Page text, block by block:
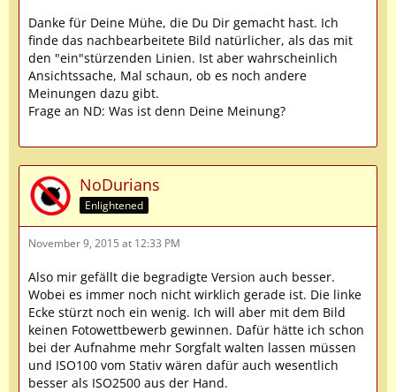
Danke für Deine Mühe, die Du Dir gemacht hast. Ich
finde das nachbearbeitete Bild natürlicher, als das mit
den "ein"stürzenden Linien. Ist aber wahrscheinlich
Ansichtssache, Mal schaun, ob es noch andere
Meinungen dazu gibt.
Frage an ND: Was ist denn Deine Meinung?
NoDurians
Enlightened
November 9, 2015 at 12:33 PM
Also mir gefällt die begradigte Version auch besser.
Wobei es immer noch nicht wirklich gerade ist. Die linke
Ecke stürzt noch ein wenig. Ich will aber mit dem Bild
keinen Fotowettbewerb gewinnen. Dafür hätte ich schon
bei der Aufnahme mehr Sorgfalt walten lassen müssen
und ISO100 vom Stativ wären dafür auch wesentlich
besser als ISO2500 aus der Hand.